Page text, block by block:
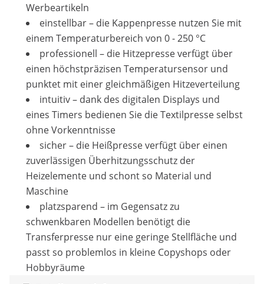
Werbeartikeln
einstellbar – die Kappenpresse nutzen Sie mit
einem Temperaturbereich von 0 - 250 °C
professionell – die Hitzepresse verfügt über
einen höchstpräzisen Temperatursensor und
punktet mit einer gleichmäßigen Hitzeverteilung
intuitiv – dank des digitalen Displays und
eines Timers bedienen Sie die Textilpresse selbst
ohne Vorkenntnisse
sicher – die Heißpresse verfügt über einen
zuverlässigen Überhitzungsschutz der
Heizelemente und schont so Material und
Maschine
platzsparend – im Gegensatz zu
schwenkbaren Modellen benötigt die
Transferpresse nur eine geringe Stellfläche und
passt so problemlos in kleine Copyshops oder
Hobbyräume